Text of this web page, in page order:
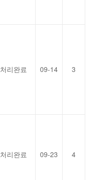
처리완료 09-14 3
처리완료 09-23 4